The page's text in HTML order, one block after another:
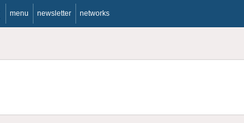
menu newsletter networks